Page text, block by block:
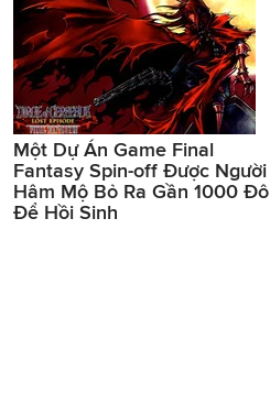
Một Dự Án Game Final
Fantasy Spin-off Được Người
Hâm Mộ Bỏ Ra Gần 1000 Đô
Để Hồi Sinh